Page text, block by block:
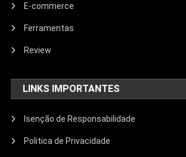
E-commerce
Ferramentas
Review
LINKS IMPORTANTES
Isenção de Responsabilidade
Politica de Privacidade